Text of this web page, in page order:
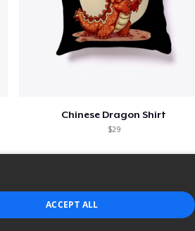
Chinese Dragon Shirt
$29
ACCEPT ALL